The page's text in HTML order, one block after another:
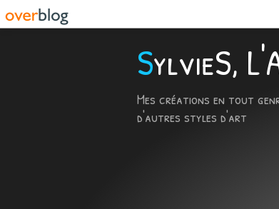
SylvieS,
Mes créations en tout
d'autres styles d'art